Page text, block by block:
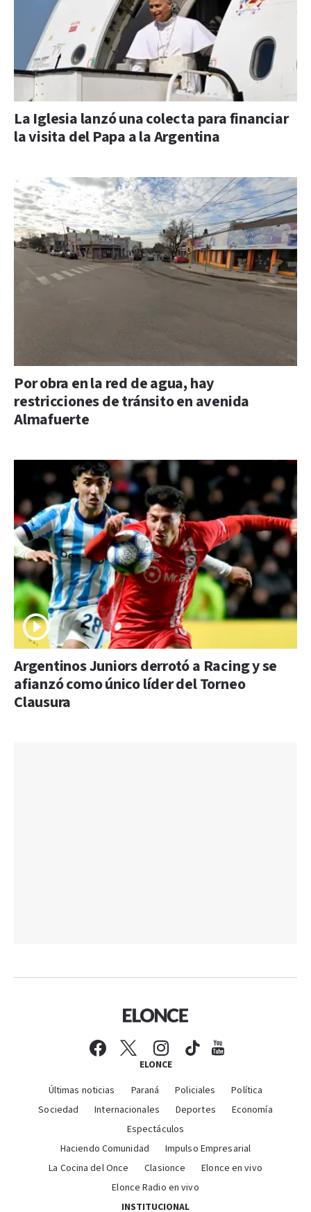
La Iglesia lanzó una colecta para financiar
la visita del Papa a la Argentina
Por obra en la red de agua, hay
restricciones de tránsito en avenida
Almafuerte
Argentinos Juniors derrotó a Racing y se
afianzó como único líder del Torneo
Clausura
ELONCE
Últimas noticias Paraná Policiales
Política
Sociedad
Internacionales Deportes
Economía
Espectáculos
Haciendo Comunidad
Impulso Empresarial
La Cocina del Once
Clasionce
Elonce en vivo
Elonce Radio en vivo
INSTITUCIONAL